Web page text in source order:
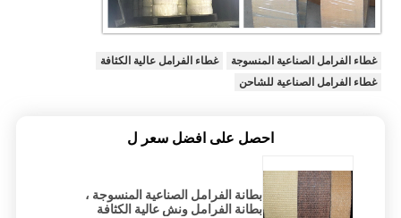
غطاء الفرامل الصناعية المنسوجة
غطاء الفرامل عالية الكثافة
غطاء الفرامل الصناعية للشاحن
احصل على افضل سعر ل
بطانة الفرامل الصناعية المنسوجة ،
بطانة الفرامل ونش عالية الكثافة